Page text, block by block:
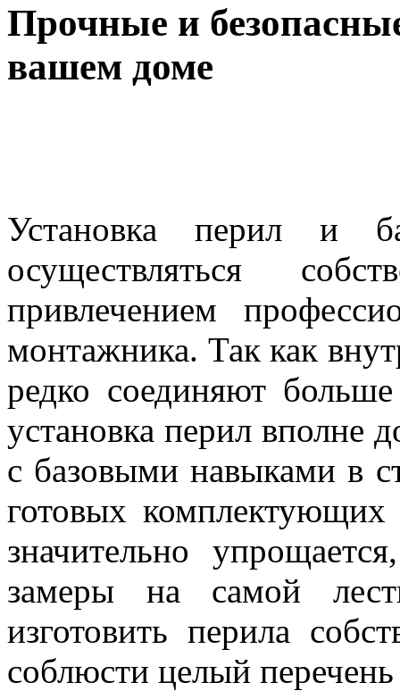
Прочные и
вашем доме
Установка перил и
осуществляться
привлечением
монтажника. Так как
редко соединяют больше
установка перил вполне
с базовыми навыками в
готовых
значительно
замеры на самой
изготовить перила
соблюсти целый